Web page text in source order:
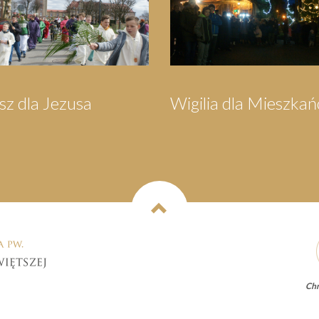
Orszak Trzech Króli
Pielgrzymka do